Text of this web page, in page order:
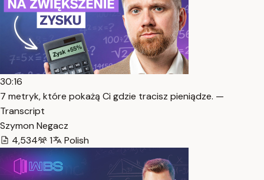
30:16
7 metryk, które pokażą Ci gdzie tracisz pieniądze. —
Transcript
Szymon Negacz
4,534
1 Polish